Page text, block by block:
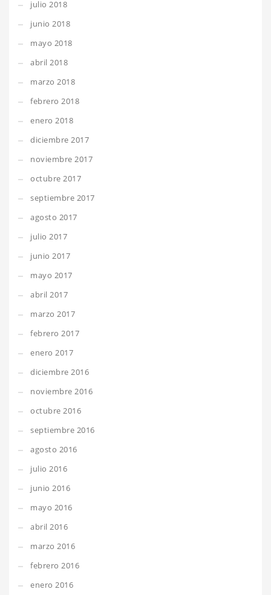
julio 2018
junio 2018
mayo 2018
abril 2018
marzo 2018
febrero 2018
enero 2018
diciembre 2017
noviembre 2017
octubre 2017
septiembre 2017
agosto 2017
julio 2017
junio 2017
mayo 2017
abril 2017
marzo 2017
febrero 2017
enero 2017
diciembre 2016
noviembre 2016
octubre 2016
septiembre 2016
agosto 2016
julio 2016
junio 2016
mayo 2016
abril 2016
marzo 2016
febrero 2016
enero 2016